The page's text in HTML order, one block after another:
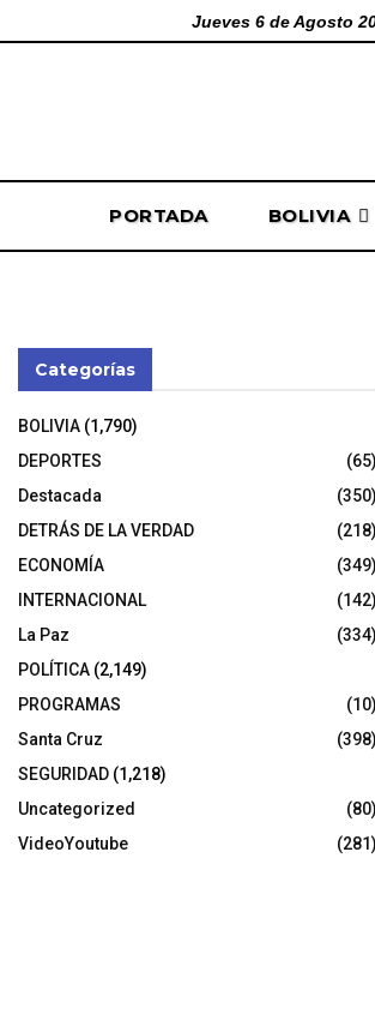
Jueves 6 de Agosto
PORTADA BOLIVIA
Categorías
BOLIVIA (1,790)
DEPORTES
(65)
Destacada
(350)
DETRÁS DE LA VERDAD
(218)
ECONOMÍA
(349)
INTERNACIONAL
(142)
La Paz
(334)
POLÍTICA (2,149)
PROGRAMAS
(10)
Santa Cruz
(398)
SEGURIDAD (1,218)
Uncategorized
(80)
VideoYoutube
(281)